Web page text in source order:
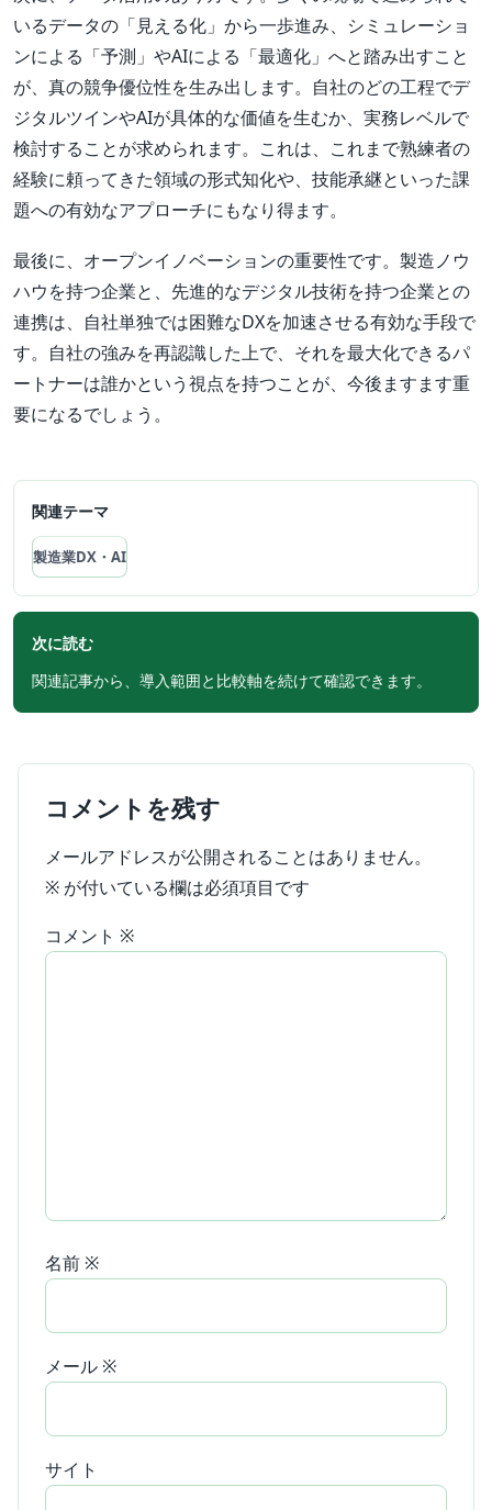
いるデータの「見える化」から一歩進み、シミュレーショ
ンによる「予測」やAIによる「最適化」へと踏み出すこと
が、真の競争優位性を生み出します。自社のどの工程でデ
ジタルツインやAIが具体的な価値を生むか、実務レベルで
検討することが求められます。これは、これまで熟練者の
経験に頼ってきた領域の形式知化や、技能承継といった課
題への有効なアプローチにもなり得ます。
最後に、オープンイノベーションの重要性です。製造ノウ
ハウを持つ企業と、先進的なデジタル技術を持つ企業との
連携は、自社単独では困難なDXを加速させる有効な手段で
す。自社の強みを再認識した上で、それを最大化できるパ
ートナーは誰かという視点を持つことが、今後ますます重
要になるでしょう。
関連テーマ
製造業DX・AI
次に読む
関連記事から、導入範囲と比較軸を続けて確認できます。
コメントを残す
メールアドレスが公開されることはありません。
※ が付いている欄は必須項目です
コメント ※
名前 ※
メール ※
サイト